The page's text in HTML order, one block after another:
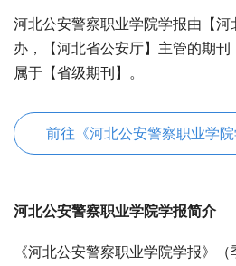
河北公安警察职业学院学报由【
办，【河北省公安厅】主管的期刊
属于【省级期刊】。
前往《河北公安警察职业学
河北公安警察职业学院学报简介
《河北公安警察职业学院学报》（